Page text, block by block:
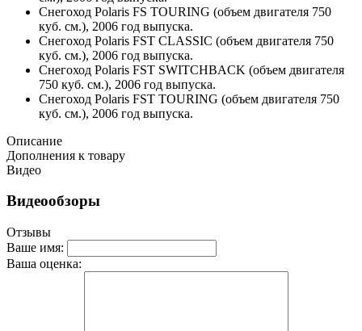
Снегоход Polaris FS TOURING (объем двигателя 750
куб. см.), 2006 год выпуска.
Снегоход Polaris FST CLASSIC (объем двигателя 750
куб. см.), 2006 год выпуска.
Снегоход Polaris FST SWITCHBACK (объем двигателя
750 куб. см.), 2006 год выпуска.
Снегоход Polaris FST TOURING (объем двигателя 750
куб. см.), 2006 год выпуска.
Описание
Дополнения к товару
Видео
Видеообзоры
Отзывы
Ваше имя:
Ваша оценка: